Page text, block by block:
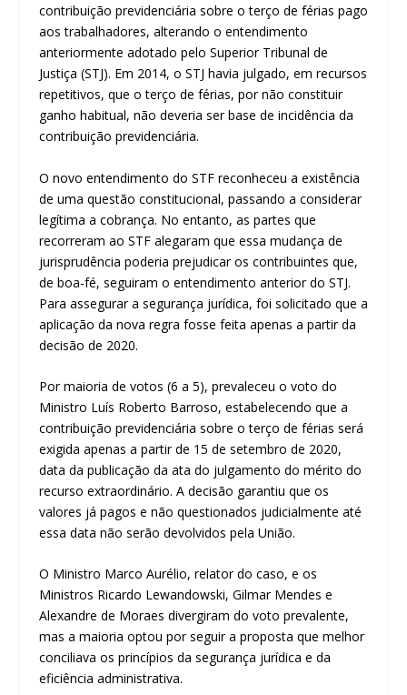
contribuição previdenciária sobre o terço de férias pago
aos trabalhadores, alterando o entendimento
anteriormente adotado pelo Superior Tribunal de
Justiça (STJ). Em 2014, o STJ havia julgado, em recursos
repetitivos, que o terço de férias, por não constituir
ganho habitual, não deveria ser base de incidência da
contribuição previdenciária.
O novo entendimento do STF reconheceu a existência
de uma questão constitucional, passando a considerar
legítima a cobrança. No entanto, as partes que
recorreram ao STF alegaram que essa mudança de
jurisprudência poderia prejudicar os contribuintes que,
de boa-fé, seguiram o entendimento anterior do STJ.
Para assegurar a segurança jurídica, foi solicitado que a
aplicação da nova regra fosse feita apenas a partir da
decisão de 2020.
Por maioria de votos (6 a 5), prevaleceu o voto do
Ministro Luís Roberto Barroso, estabelecendo que a
contribuição previdenciária sobre o terço de férias será
exigida apenas a partir de 15 de setembro de 2020,
data da publicação da ata do julgamento do mérito do
recurso extraordinário. A decisão garantiu que os
valores já pagos e não questionados judicialmente até
essa data não serão devolvidos pela União.
O Ministro Marco Aurélio, relator do caso, e os
Ministros Ricardo Lewandowski, Gilmar Mendes e
Alexandre de Moraes divergiram do voto prevalente,
mas a maioria optou por seguir a proposta que melhor
conciliava os princípios da segurança jurídica e da
eficiência administrativa.